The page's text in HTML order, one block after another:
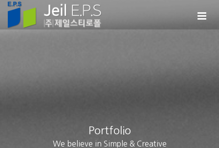
Portfolio
We believe in Simple & Creative